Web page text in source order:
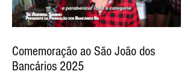
Comemoração ao São João dos
Bancários 2025